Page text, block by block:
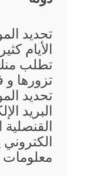
تحديد
الأيام
تطلب
تزورها
تحديد
البريد
معلومات